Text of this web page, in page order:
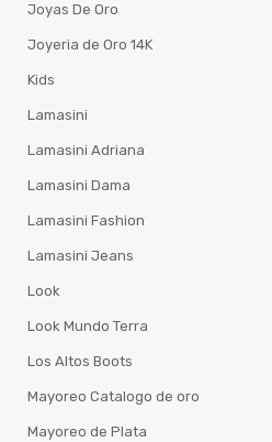
Joyas De Oro
Joyeria de Oro 14K
Kids
Lamasini
Lamasini Adriana
Lamasini Dama
Lamasini Fashion
Lamasini Jeans
Look
Look Mundo Terra
Los Altos Boots
Mayoreo Catalogo de oro
Mayoreo de Plata